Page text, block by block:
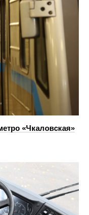
«Чкаловская»